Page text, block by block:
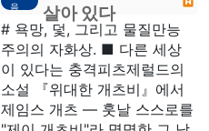
음
살아 있다
# 욕망, 덫, 그리고 물질만능
주의의 자화상. ■ 다른 세상
이 있다는 충격피츠제럴드의
소설 『위대한 개츠비』에서
제임스 개츠 — 훗날 스스로를